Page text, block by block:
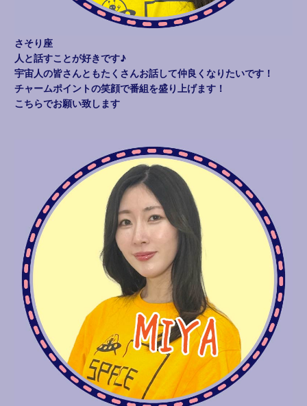
さそり座
人と話すことが好きです♪
宇宙人の皆さんともたくさんお話して仲良くなりたいです！
チャームポイントの笑顔で番組を盛り上げます！
こちらでお願い致します